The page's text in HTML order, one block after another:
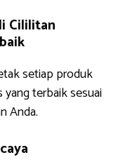
Cililitan
setiap produk
terbaik sesuai
Anda.